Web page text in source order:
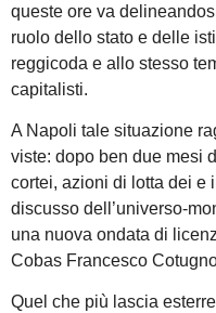
queste ore va
ruolo dello stato e delle
reggicoda e allo stesso
capitalisti.
A Napoli tale situazione
viste: dopo ben due mesi
cortei, azioni di lotta dei e
discusso dell’universo-
una nuova ondata di
Cobas Francesco
Quel che più lascia